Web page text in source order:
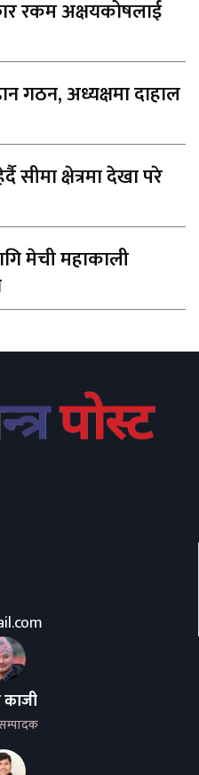
रकम अक्षयकोषलाई
गठन, अध्यक्षमा दाहाल
सीमा क्षेत्रमा देखा परे
मेची महाकाली
काजी